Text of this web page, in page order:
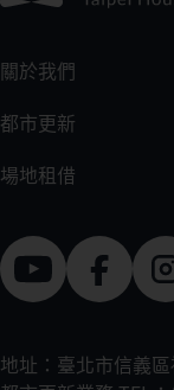
關於我們
都市更新
場地租借
地址：臺北市信義